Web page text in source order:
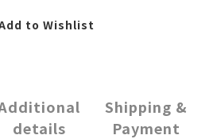
to Wishlist
details
Shipping &
Payment